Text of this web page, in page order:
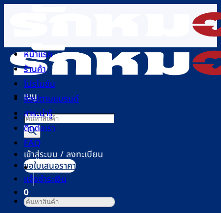
เนื้อหา
เมนู
Products
search
เข้าสู่ระบบ / ลงทะเบียน
0
ตะกร้าสินค้า
หน้าแรก
ร้านค้า
โปรโมชัน
ช้อปตามแบรนด์
สาระน่ารู้
ติดต่อเรา
FAQ
ขอใบเสนอราคา
แจ้งชำระเงิน
ค้นหา: